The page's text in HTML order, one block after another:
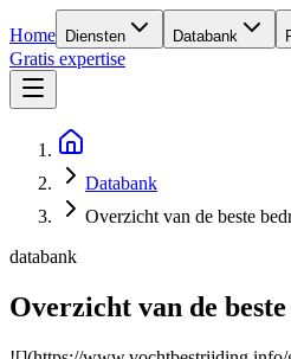
Home Diensten Databank
Gratis expertise
Databank
Overzicht van de beste
databank
Overzicht van de